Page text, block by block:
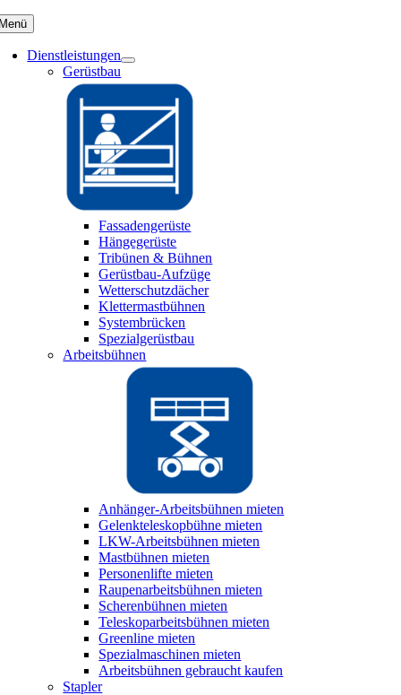
Dienstleistungen
Gerüstbau
Fassadengerüste
Hängegerüste
Tribünen & Bühnen
Gerüstbau-Aufzüge
Wetterschutzdächer
Klettermastbühnen
Systembrücken
Spezialgerüstbau
Arbeitsbühnen
Anhänger-Arbeitsbühnen mieten
Gelenkteleskopbühne mieten
LKW-Arbeitsbühnen mieten
Mastbühnen mieten
Personenlifte mieten
Raupenarbeitsbühnen mieten
Scherenbühnen mieten
Teleskoparbeitsbühnen mieten
Greenline mieten
Spezialmaschinen mieten
Arbeitsbühnen gebraucht kaufen
Stapler